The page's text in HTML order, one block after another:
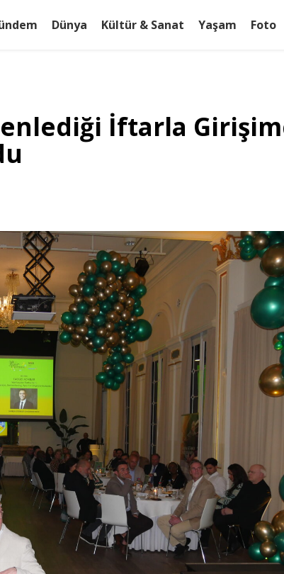
Dünya Kültür & Sanat Yaşam Foto
İftarla